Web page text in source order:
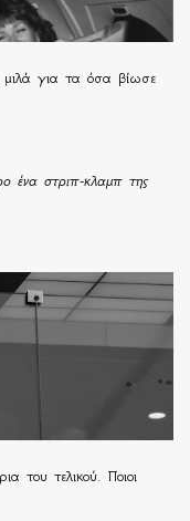
για τα όσα βίωσε
ένα στριπ-κλαμπ της
του τελικού. Ποιοι